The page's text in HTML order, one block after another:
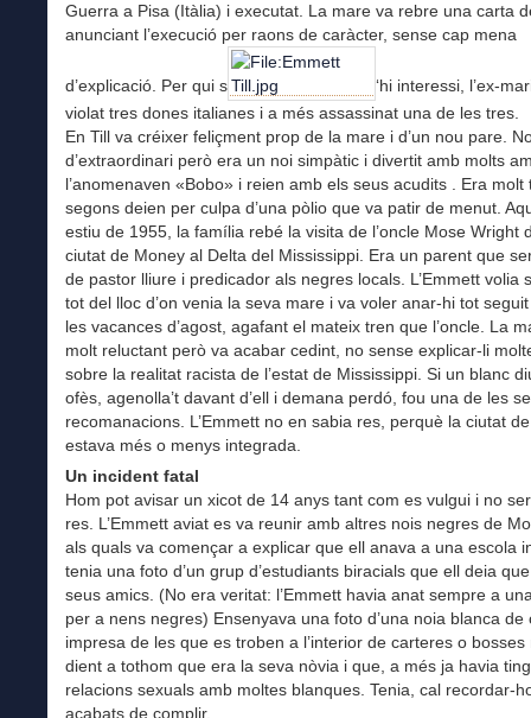
Guerra a Pisa (Itàlia) i executat. La mare va rebre una carta
anunciant l’execució per raons de caràcter, sense cap mena
d’explicació. Per qui s
‘hi interessi, l’ex-
violat tres dones italianes i a més assassinat una de les tres.
En Till va créixer feliçment prop de la mare i d’un nou pare.
d’extraordinari però era un noi simpàtic i divertit amb molts
l’anomenaven «Bobo» i reien amb els seus acudits . Era molt
segons deien per culpa d’una pòlio que va patir de menut.
estiu de 1955, la família rebé la visita de l’oncle Mose Wright
ciutat de Money al Delta del Mississippi. Era un parent que
de pastor lliure i predicador als negres locals. L’Emmett volia
tot del lloc d’on venia la seva mare i va voler anar-hi tot
les vacances d’agost, agafant el mateix tren que l’oncle. La
molt reluctant però va acabar cedint, no sense explicar-li
sobre la realitat racista de l’estat de Mississippi. Si un blanc
ofès, agenolla’t davant d’ell i demana perdó, fou una de les
recomanacions. L’Emmett no en sabia res, perquè la ciutat
estava més o menys integrada.
Un incident fatal
Hom pot avisar un xicot de 14 anys tant com es vulgui i no
res. L’Emmett aviat es va reunir amb altres nois negres de
als quals va començar a explicar que ell anava a una escola
tenia una foto d’un grup d’estudiants biracials que ell deia
seus amics. (No era veritat: l’Emmett havia anat sempre a
per a nens negres) Ensenyava una foto d’una noia blanca de
impresa de les que es troben a l’interior de carteres o bosses
dient a tothom que era la seva nòvia i que, a més ja havia
relacions sexuals amb moltes blanques. Tenia, cal recordar-
acabats de complir.